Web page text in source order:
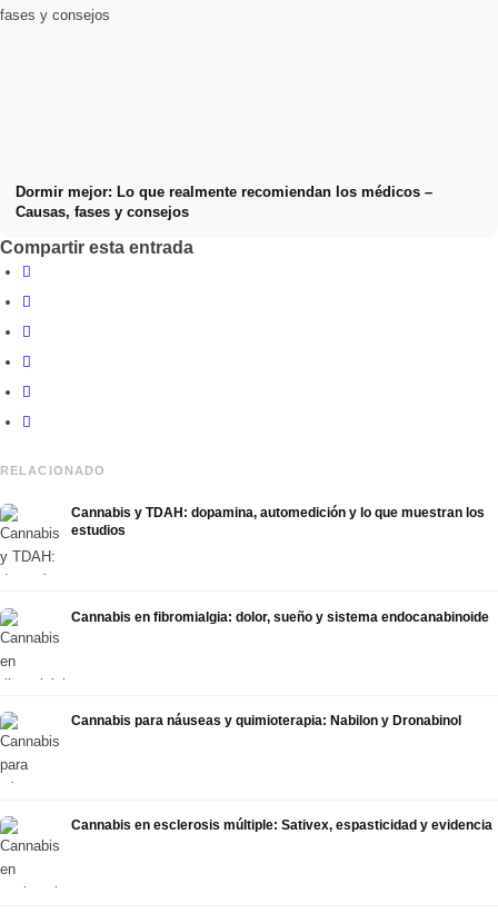
Dormir mejor: Lo que realmente recomiendan los médicos –
Causas, fases y consejos
Compartir esta entrada
RELACIONADO
Cannabis y TDAH: dopamina, automedición y lo que muestran los
estudios
Cannabis en fibromialgia: dolor, sueño y sistema endocanabinoide
Cannabis para náuseas y quimioterapia: Nabilon y Dronabinol
Cannabis en esclerosis múltiple: Sativex, espasticidad y evidencia